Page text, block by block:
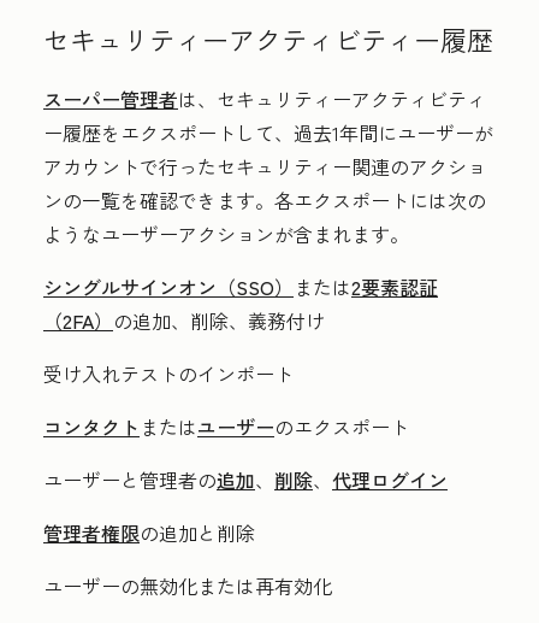
セキュリティーアクティビティー履歴
スーパー管理者は、セキュリティーアクティビティ
ー履歴をエクスポートして、過去1年間にユーザーが
アカウントで行ったセキュリティー関連のアクショ
ンの一覧を確認できます。各エクスポートには次の
ようなユーザーアクションが含まれます。
シングルサインオン（SSO）
または2要素認証
（2FA） の追加、削除、義務付け
受け入れテストのインポート
コンタクト またはユーザーのエクスポート
ユーザーと管理者の追加、 削除、 代理ログイン
管理者権限の追加と削除
ユーザーの無効化または再有効化